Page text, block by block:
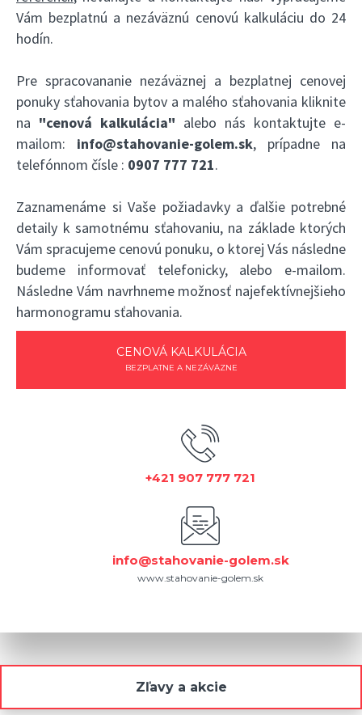
Vám bezplatnú a nezáväznú cenovú kalkuláciu do 24
hodín.
Pre spracovananie nezáväznej a bezplatnej cenovej
ponuky sťahovania bytov a malého sťahovania kliknite
na "cenová kalkulácia" alebo nás kontaktujte e-
mailom: info@stahovanie-golem.sk, prípadne na
telefónnom čísle : 0907 777 721.
Zaznamenáme si Vaše požiadavky a ďalšie potrebné
detaily k samotnému sťahovaniu, na základe ktorých
Vám spracujeme cenovú ponuku, o ktorej Vás následne
budeme informovať telefonicky, alebo e-mailom.
Následne Vám navrhneme možnosť najefektívnejšieho
harmonogramu sťahovania.
CENOVÁ KALKULÁCIA
BEZPLATNE A NEZÁVÄZNE
+421 907 777 721
info@stahovanie-golem.sk
www.stahovanie-golem.sk
Zľavy a akcie